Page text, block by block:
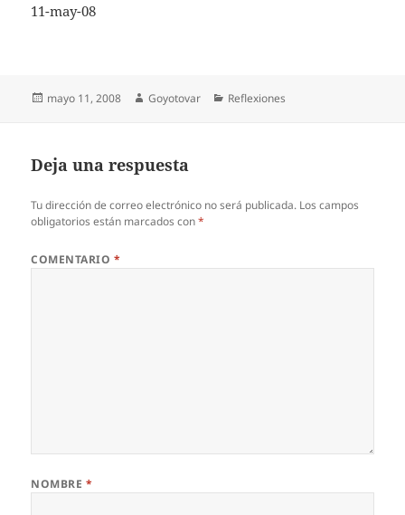
11-may-08
Publicado
mayo 11, 2008 Autor
Goyotovar Categorías
Reflexiones
Deja una respuesta
Tu dirección de correo electrónico no será publicada. Los campos
obligatorios están marcados con*
COMENTARIO *
NOMBRE *